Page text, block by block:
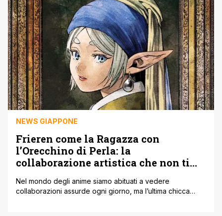
dell'evento. La particolarità di questa immagine è che non
rimarrà solo su uno schermo, [']
NEWS GIAPPONE
Frieren come la Ragazza con
l’Orecchino di Perla: la
collaborazione artistica che non ti
Nel mondo degli anime siamo abituati a vedere
collaborazioni assurde ogni giorno, ma l’ultima chicca